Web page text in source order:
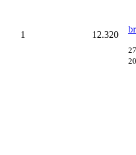
1 12.320